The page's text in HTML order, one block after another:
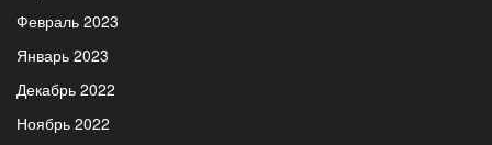
Февраль 2023
Январь 2023
Декабрь 2022
Ноябрь 2022